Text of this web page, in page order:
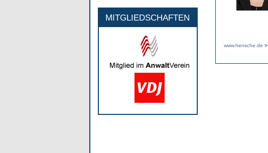
MITGLIEDSCHAFTEN
www.hensche.de >